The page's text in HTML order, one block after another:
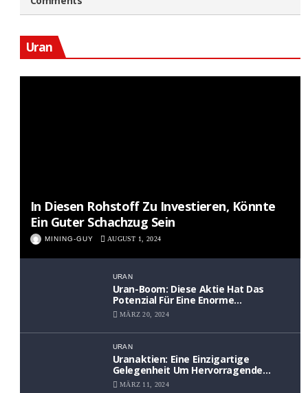
Uran
In Diesen Rohstoff Zu Investieren, Könnte
Ein Guter Schachzug Sein
MINING-GUY AUGUST 1, 2024
URAN
Uran-Boom: Diese Aktie Hat Das
Potenzial Für Eine Enorme
Wertsteigerung
MÄRZ 20, 2024
URAN
Uranaktien: Eine Einzigartige
Gelegenheit Um Hervorragende
Renditen Zu Erzielen
MÄRZ 11, 2024